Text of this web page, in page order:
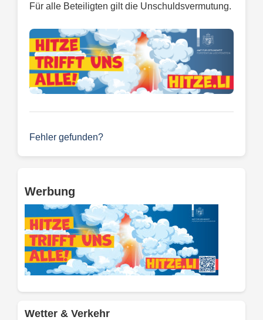
Für alle Beteiligten gilt die Unschuldsvermutung.
Fehler gefunden?
Werbung
Wetter & Verkehr